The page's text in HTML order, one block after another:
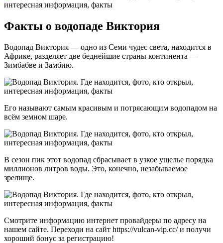
Факты о водопаде Виктория
Водопад Виктория — одно из Семи чудес света, находится в
Африке, разделяет две беднейшие страны континента —
Зимбабве и Замбию.
Его называют самым красивым и потрясающим водопадом на
всём земном шаре.
В сезон пик этот водопад сбрасывает в узкое ущелье порядка
миллионов литров воды. Это, конечно, незабываемое
зрелище.
Смотрите информацию интернет провайдеры по адресу на
нашем сайте. Переходи на сайт https://vulcan-vip.cc/ и получи
хороший бонус за регистрацию!